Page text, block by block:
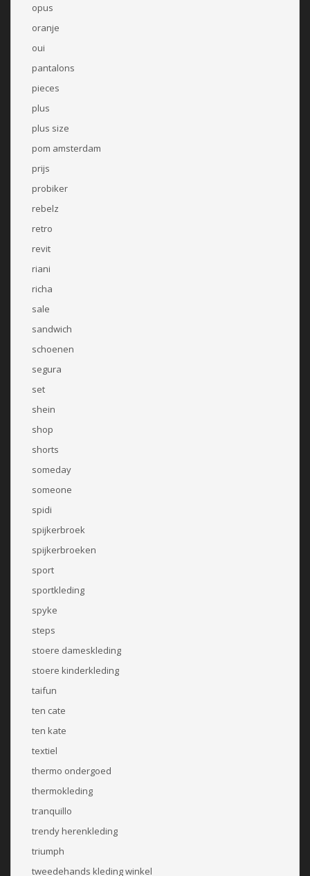
opus
oranje
oui
pantalons
pieces
plus
plus size
pom amsterdam
prijs
probiker
rebelz
retro
revit
riani
richa
sale
sandwich
schoenen
segura
set
shein
shop
shorts
someday
someone
spidi
spijkerbroek
spijkerbroeken
sport
sportkleding
spyke
steps
stoere dameskleding
stoere kinderkleding
taifun
ten cate
ten kate
textiel
thermo ondergoed
thermokleding
tranquillo
trendy herenkleding
triumph
tweedehands kleding winkel